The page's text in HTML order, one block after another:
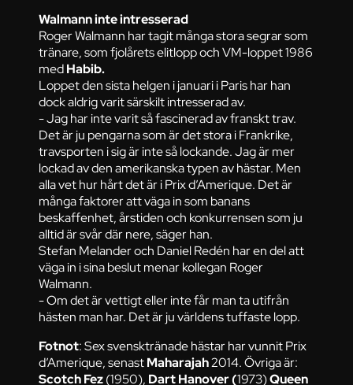
Walmann inte intresserad
Roger Walmann har tagit många stora segrar som
tränare, som fjolårets elitlopp och VM-loppet 1986
medHabib.
Loppet den sista helgen i januari i Paris har han
dock aldrig varit särskilt intresserad av.
- Jag har inte varit så fascinerad av franskt trav.
Det är ju pengarna som är det stora i Frankrike,
travsporten i sig är inte så lockande. Jag är mer
lockad av den amerikanska typen av hästar. Men
alla vet hur hårt det är i Prix d’Amerique. Det är
många faktorer att väga in som banans
beskaffenhet, årstiden och konkurrensen som ju
alltid är svår där nere, säger han.
Stefan Melander och Daniel Redén har en del att
väga in i sina beslut menar kollegan Roger
Walmann.
- Om det är vettigt eller inte får man ta utifrån
hästen man har. Det är ju världens tuffaste lopp.
Fotnot: Sex svensktränade hästar har vunnit Prix
d’Amerique, senastMaharajah2014. Övriga är:
Scotch Fez(1950), Dart Hanover (1973)Queen